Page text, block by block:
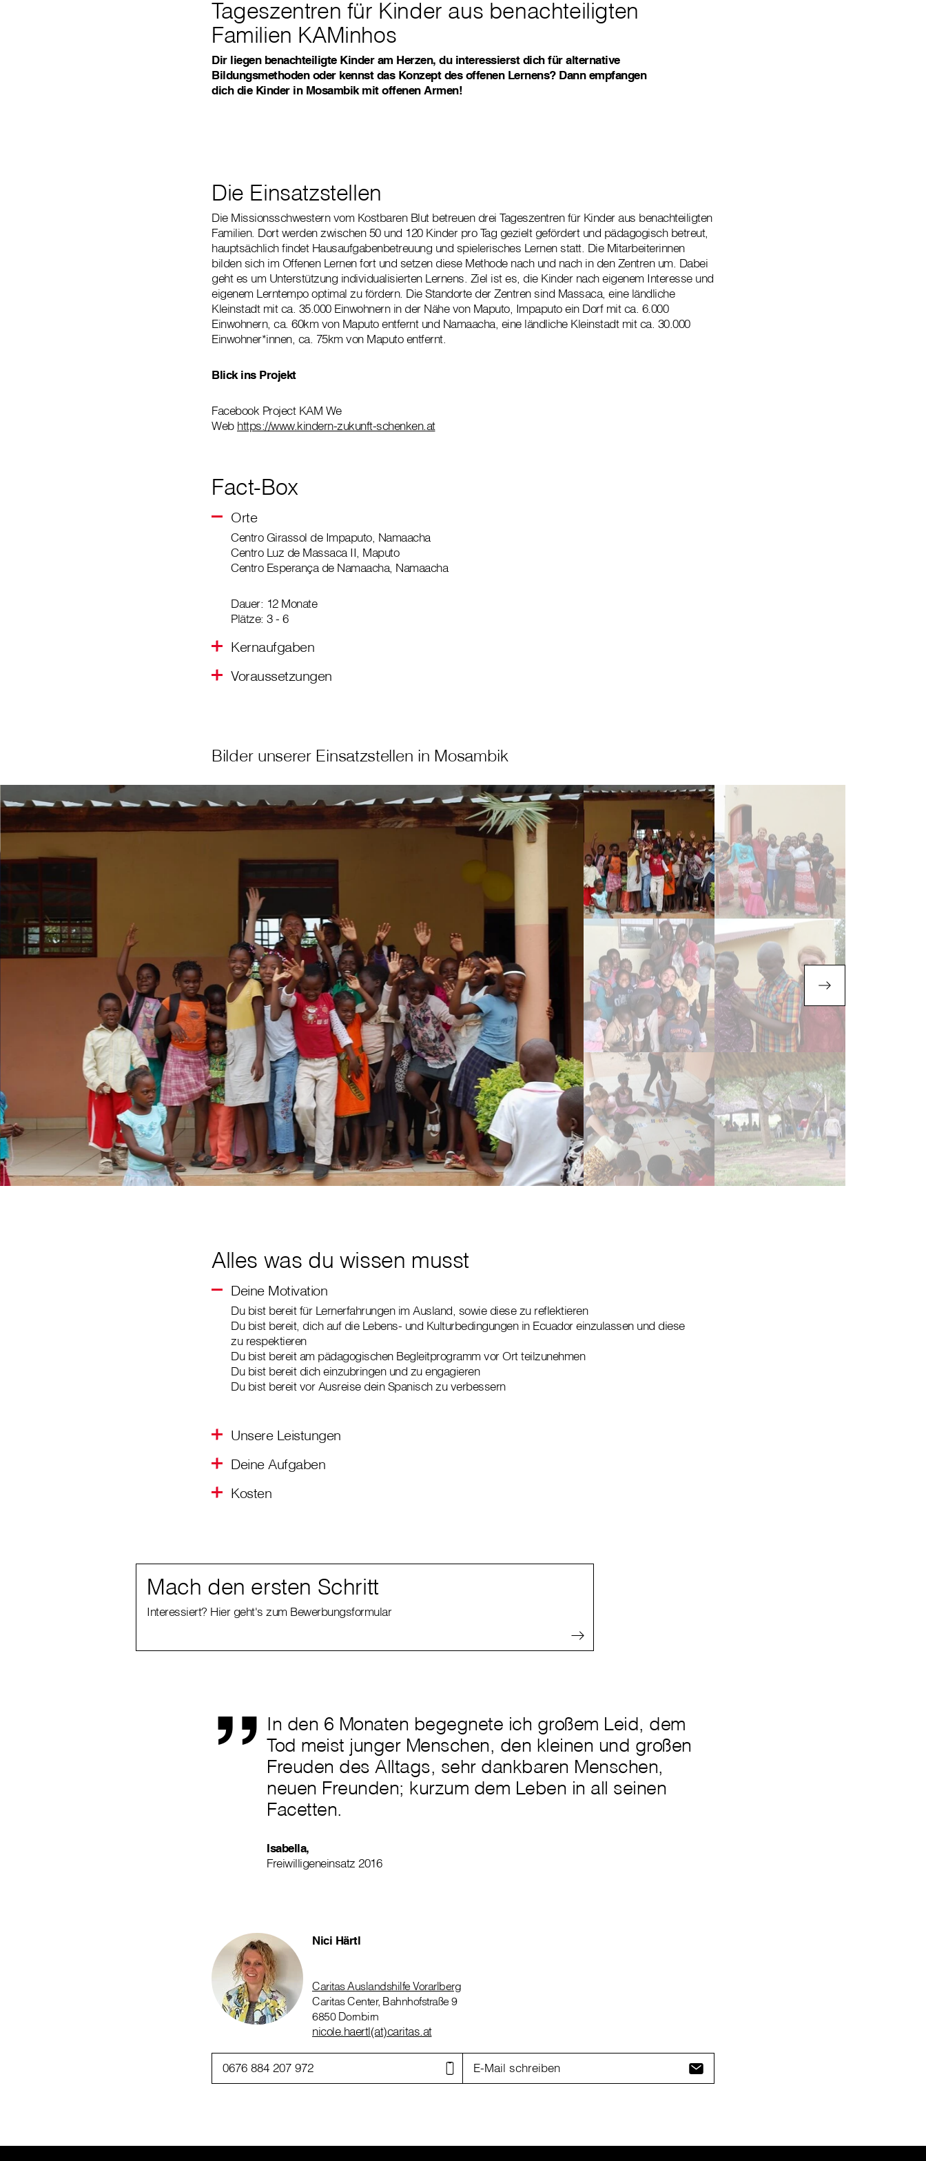
Tageszentren für Kinder aus benachteiligten
Familien KAMinhos
Dir liegen benachteiligte Kinder am Herzen, du interessierst dich für alternative
Bildungsmethoden oder kennst das Konzept des offenen Lernens? Dann empfangen
dich die Kinder in Mosambik mit offenen Armen!
Die Einsatzstellen
Die Missionsschwestern vom Kostbaren Blut betreuen drei Tageszentren für Kinder aus benachteiligten
Familien. Dort werden zwischen 50 und 120 Kinder pro Tag gezielt gefördert und pädagogisch betreut,
hauptsächlich findet Hausaufgabenbetreuung und spielerisches Lernen statt. Die Mitarbeiterinnen
bilden sich im Offenen Lernen fort und setzen diese Methode nach und nach in den Zentren um. Dabei
geht es um Unterstützung individualisierten Lernens. Ziel ist es, die Kinder nach eigenem Interesse und
eigenem Lerntempo optimal zu fördern. Die Standorte der Zentren sind Massaca, eine ländliche
Kleinstadt mit ca. 35.000 Einwohnern in der Nähe von Maputo, Impaputo ein Dorf mit ca. 6.000
Einwohnern, ca. 60km von Maputo entfernt und Namaacha, eine ländliche Kleinstadt mit ca. 30.000
Einwohner*innen, ca. 75km von Maputo entfernt.
Blick ins Projekt
Facebook Project KAM We
Web https://www.kindern-zukunft-schenken.at
Fact-Box
Orte
Centro Girassol de Impaputo, Namaacha
Centro Luz de Massaca II, Maputo
Centro Esperança de Namaacha, Namaacha
Dauer: 12 Monate
Plätze: 3 - 6
Kernaufgaben
Voraussetzungen
Bilder unserer Einsatzstellen in Mosambik
Alles was du wissen musst
Deine Motivation
Du bist bereit für Lernerfahrungen im Ausland, sowie diese zu reflektieren
Du bist bereit, dich auf die Lebens- und Kulturbedingungen in Ecuador einzulassen und diese
zu respektieren
Du bist bereit am pädagogischen Begleitprogramm vor Ort teilzunehmen
Du bist bereit dich einzubringen und zu engagieren
Du bist bereit vor Ausreise dein Spanisch zu verbessern
Unsere Leistungen
Deine Aufgaben
Kosten
Mach den ersten Schritt
Interessiert? Hier geht's zum Bewerbungsformular
„ In den 6 Monaten begegnete ich großem Leid, dem
Tod meist junger Menschen, den kleinen und großen
Freuden des Alltags, sehr dankbaren Menschen,
neuen Freunden; kurzum dem Leben in all seinen
Facetten.
Isabella,
Freiwilligeneinsatz 2016
Nici Härtl
Caritas Auslandshilfe Vorarlberg
Caritas Center, Bahnhofstraße 9
6850 Dornbirn
nicole.haertl(at)caritas.at
0676 884 207 972 E-Mail schreiben